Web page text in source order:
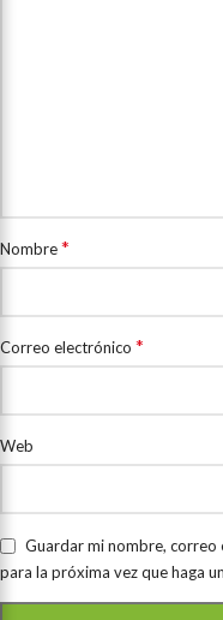
Nombre*
Correo electrónico *
Web
Guardar mi nombre,
para la próxima vez que haga